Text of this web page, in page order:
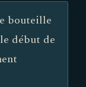
bouteille
début de